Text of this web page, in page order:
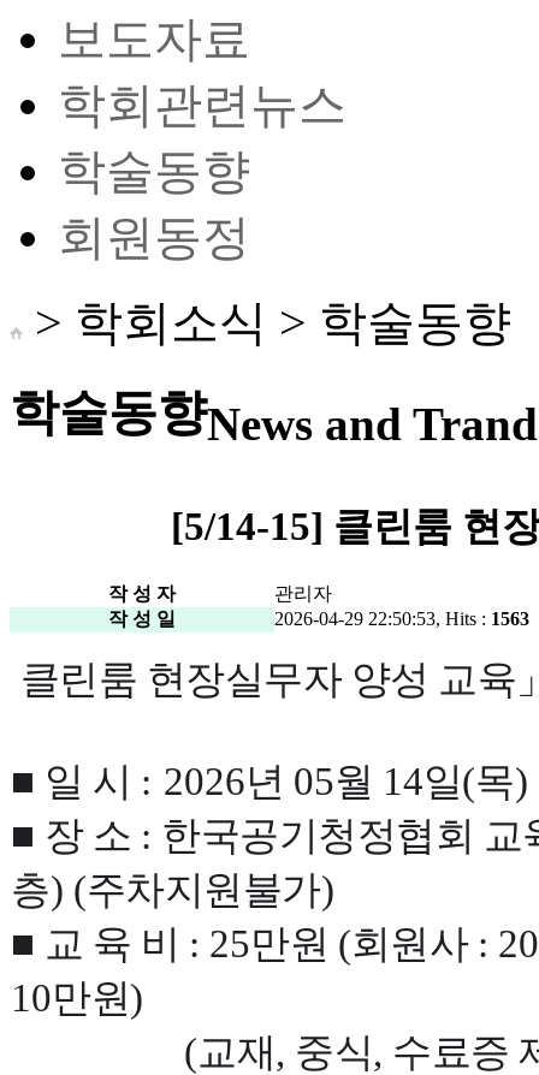
보도자료
학회관련뉴스
학술동향
회원동정
> 학회소식 > 학술동향
학술동향News and
[5/14-15] 클린룸 현
작 성 자
관리자
작 성 일
2026-04-29 22:50:53, Hits : 1563
클린룸 현장실무자 양성 교육
■ 일 시 : 2026년 05월 14일(목)
■ 장 소 : 한국공기청정협회
층) (주차지원불가)
■ 교 육 비 : 25만원 (회원사 : 20
10만원)
(교재, 중식, 수료증